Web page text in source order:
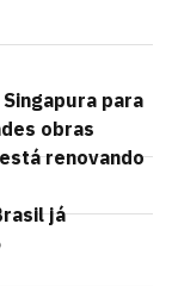
para
obras
renovando
já